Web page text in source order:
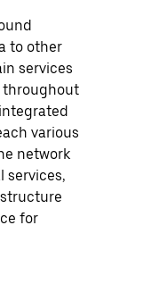
to other
services
throughout
various
network
services,
for